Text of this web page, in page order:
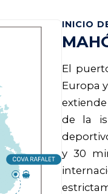
INICIO
El
Europa
de la
y 30